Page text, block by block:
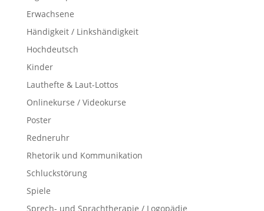
Erwachsene
Händigkeit / Linkshändigkeit
Hochdeutsch
Kinder
Lauthefte & Laut-Lottos
Onlinekurse / Videokurse
Poster
Redneruhr
Rhetorik und Kommunikation
Schluckstörung
Spiele
Sprech- und Sprachtherapie / Logopädie